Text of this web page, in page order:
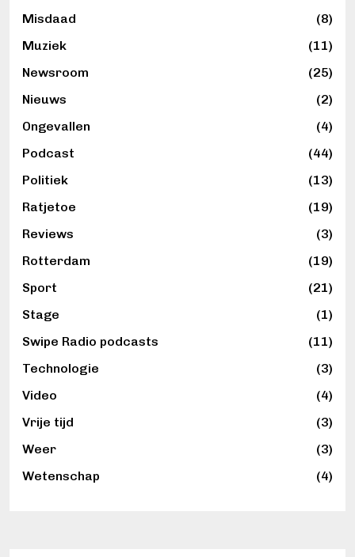
Misdaad
(8)
Muziek
(11)
Newsroom
(25)
Nieuws
(2)
Ongevallen
(4)
Podcast
(44)
Politiek
(13)
Ratjetoe
(19)
Reviews
(3)
Rotterdam
(19)
Sport
(21)
Stage
(1)
Swipe Radio podcasts
(11)
Technologie
(3)
Video
(4)
Vrije tijd
(3)
Weer
(3)
Wetenschap
(4)